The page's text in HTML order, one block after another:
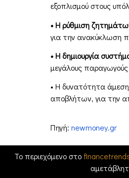
εξοπλισμού στους
• Η ρύθμιση
για την ανακύκλωση
• Η δημιουργία
μεγάλους παραγωγούς
• Η δυνατότητα
αποβλήτων, για την
Πηγή: newmoney.gr
Το περιεχόμενο στο